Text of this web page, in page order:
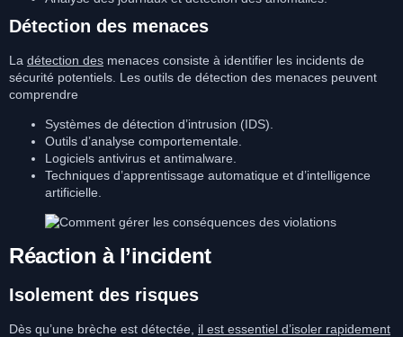
Détection des menaces
La détection des menaces consiste à identifier les incidents de
sécurité potentiels. Les outils de détection des menaces peuvent
comprendre
Systèmes de détection d’intrusion (IDS).
Outils d’analyse comportementale.
Logiciels antivirus et antimalware.
Techniques d’apprentissage automatique et d’intelligence
artificielle.
Réaction à l’incident
Isolement des risques
Dès qu’une brèche est détectée, il est essentiel d’isoler rapidement